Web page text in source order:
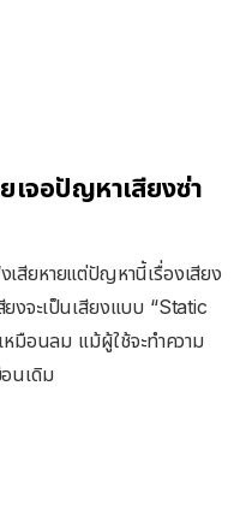
เจอปัญหาเสียงซ่า
สียหายแต่ปัญหานี้เรื่องเสียง
งจะเป็นเสียงแบบ “Static
มือนลม แม้ผู้ใช้จะทำความ
นเดิม